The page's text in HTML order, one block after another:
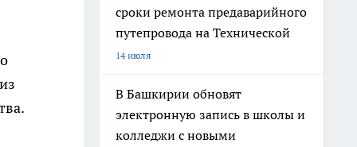
сроки ремонта предаварийного
путепровода на Технической
14 июля
В Башкирии обновят
электронную запись в школы и
колледжи с новыми